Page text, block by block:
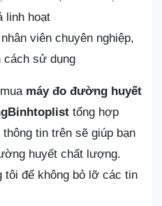
linh hoạt
viên chuyên nghiệp,
cách sử dụng
máy đo đường huyết
tổng hợp
tin trên sẽ giúp bạn
huyết chất lượng.
tôi để không bỏ lỡ các tin